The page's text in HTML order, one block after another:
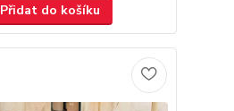
Přidat do košíku